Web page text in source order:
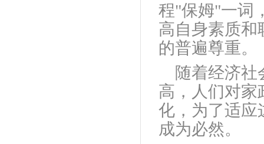
程"保姆"一词
高自身素质和
的普遍尊重
随着经济
高，人们对家
化，为了适应
成为必然。